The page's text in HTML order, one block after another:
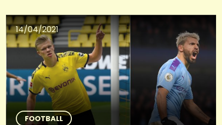
14/04/2021
FOOTBALL